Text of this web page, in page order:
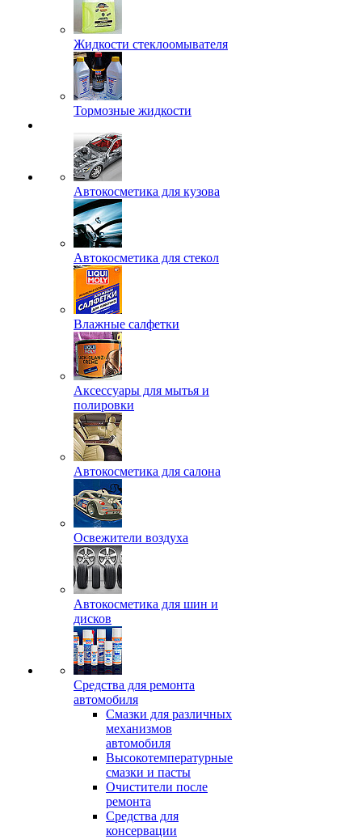
Жидкости стеклоомывателя
Тормозные жидкости
Автокосметика для кузова
Автокосметика для стекол
Влажные салфетки
Аксессуары для мытья и
полировки
Автокосметика для салона
Освежители воздуха
Автокосметика для шин и
дисков
Средства для ремонта
автомобиля
Смазки для различных
механизмов
автомобиля
Высокотемпературные
смазки и пасты
Очистители после
ремонта
Средства для
консервации